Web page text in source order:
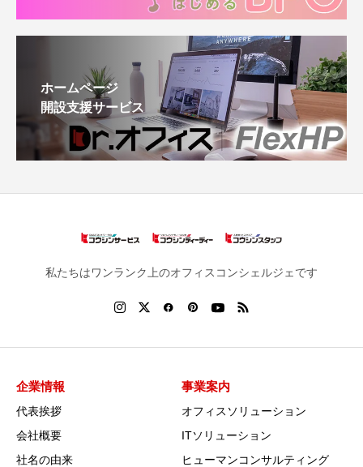
ホームページ
開設支援サービス
私たちはワンランク上のオフィスコンシェルジェです
企業情報
代表挨拶
会社概要
社名の由来
事業案内
オフィスソリューション
ITソリューション
ヒューマンコンサルティング